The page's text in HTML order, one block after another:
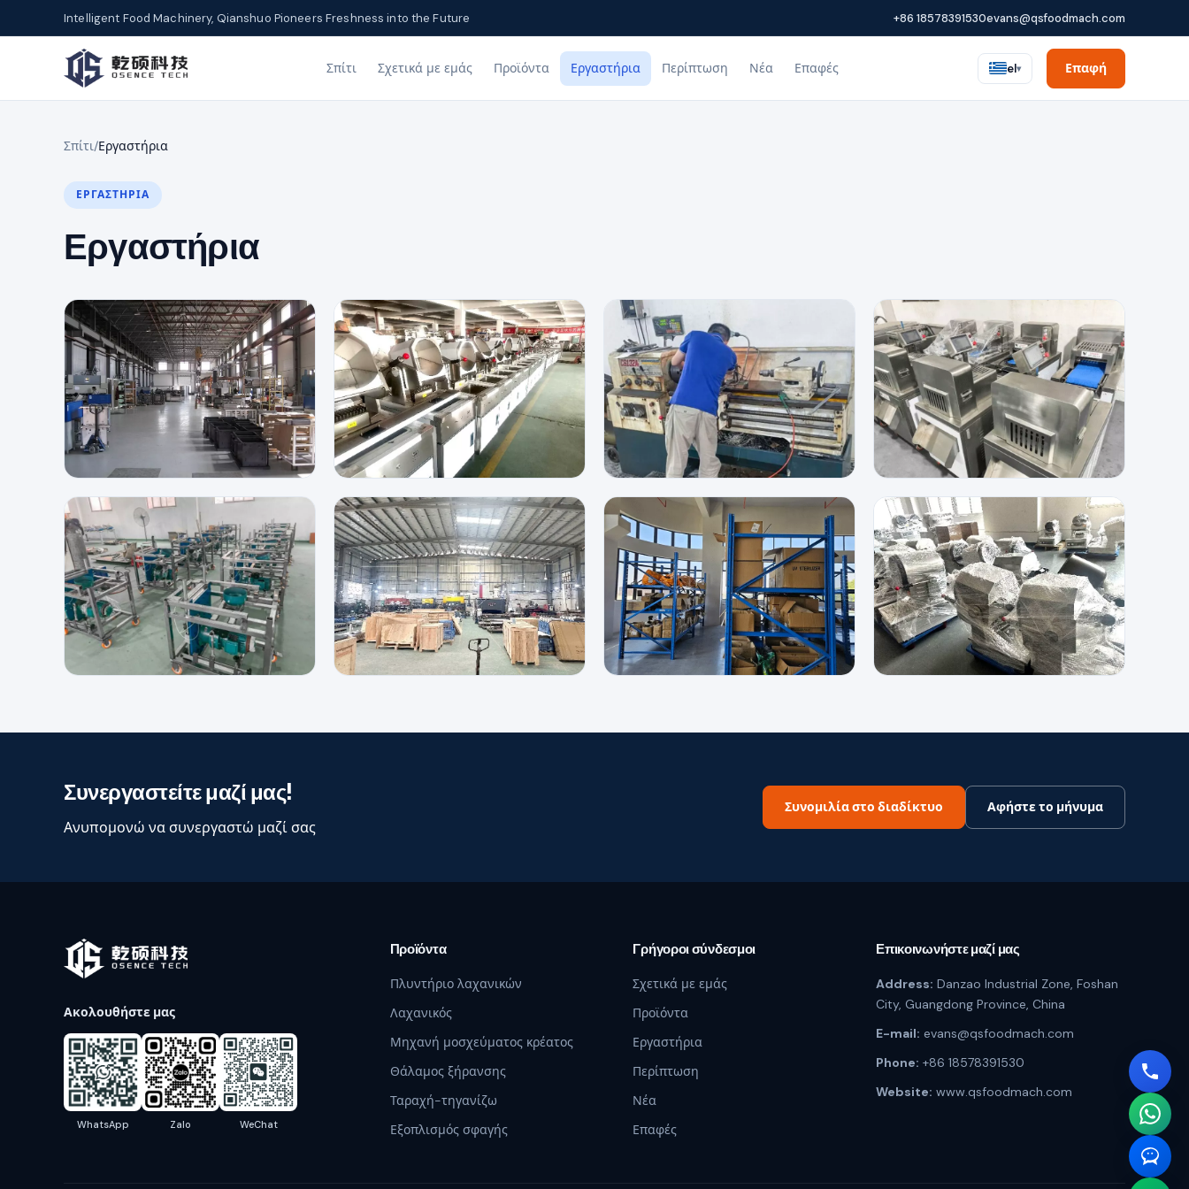
Intelligent Food Machinery, Qianshuo Pioneers Freshness into the Future +86 18578391530evans@qsfoodmach.com
Σπίτι Σχετικά με εμάς Προϊόντα Εργαστήρια Περίπτωση Νέα Επαφές el▾ Επαφή
Σπίτι/Εργαστήρια
ΕΡΓΑΣΤΉΡΙΑ
Εργαστήρια
Συνεργαστείτε μαζί μας!
Ανυπομονώ να συνεργαστώ μαζί σας
Συνομιλία στο διαδίκτυο Αφήστε το μήνυμα
Ακολουθήστε μας
WhatsApp Zalo WeChat
Προϊόντα
Πλυντήριο λαχανικών
Λαχανικός
Μηχανή μοσχεύματος κρέατος
Θάλαμος ξήρανσης
Ταραχή-τηγανίζω
Εξοπλισμός σφαγής
Γρήγοροι σύνδεσμοι
Σχετικά με εμάς
Προϊόντα
Εργαστήρια
Περίπτωση
Νέα
Επαφές
Επικοινωνήστε μαζί μας
Address: Danzao Industrial Zone, Foshan
City, Guangdong Province, China
E-mail: evans@qsfoodmach.com
Phone: +86 18578391530
Website: www.qsfoodmach.com